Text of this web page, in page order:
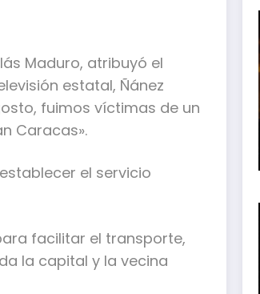
Maduro, atribuyó el
estatal, Ñánez
fuimos víctimas de un
Caracas».
el servicio
facilitar el transporte,
la capital y la vecina